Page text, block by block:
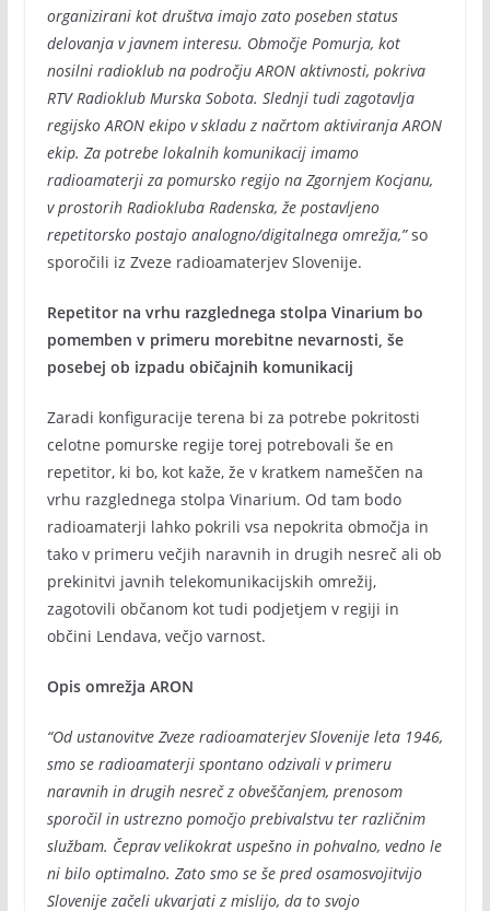
organizirani kot društva imajo zato poseben status
delovanja v javnem interesu. Območje Pomurja, kot
nosilni radioklub na področju ARON aktivnosti, pokriva
RTV Radioklub Murska Sobota. Slednji tudi zagotavlja
regijsko ARON ekipo v skladu z načrtom aktiviranja ARON
ekip. Za potrebe lokalnih komunikacij imamo
radioamaterji za pomursko regijo na Zgornjem Kocjanu,
v prostorih Radiokluba Radenska, že postavljeno
repetitorsko postajo analogno/digitalnega omrežja,”so
sporočili iz Zveze radioamaterjev Slovenije.
Repetitor na vrhu razglednega stolpa Vinarium bo
pomemben v primeru morebitne nevarnosti, še
posebej ob izpadu običajnih komunikacij
Zaradi konfiguracije terena bi za potrebe pokritosti
celotne pomurske regije torej potrebovali še en
repetitor, ki bo, kot kaže, že v kratkem nameščen na
vrhu razglednega stolpa Vinarium. Od tam bodo
radioamaterji lahko pokrili vsa nepokrita območja in
tako v primeru večjih naravnih in drugih nesreč ali ob
prekinitvi javnih telekomunikacijskih omrežij,
zagotovili občanom kot tudi podjetjem v regiji in
občini Lendava, večjo varnost.
Opis omrežja ARON
“Od ustanovitve Zveze radioamaterjev Slovenije leta 1946,
smo se radioamaterji spontano odzivali v primeru
naravnih in drugih nesreč z obveščanjem, prenosom
sporočil in ustrezno pomočjo prebivalstvu ter različnim
službam. Čeprav velikokrat uspešno in pohvalno, vedno le
ni bilo optimalno. Zato smo se še pred osamosvojitvijo
Slovenije začeli ukvarjati z mislijo, da to svojo